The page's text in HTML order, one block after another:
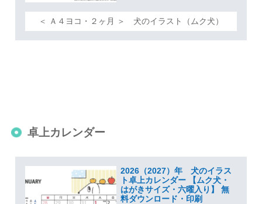
＜ Ａ４ヨコ・２ヶ月 ＞ 犬のイラスト（ムク犬）
卓上カレンダー
2026（2027）年 犬のイラス
ト卓上カレンダー 【ムク犬・
はがきサイズ・六曜入り】 無
料ダウンロード・印刷